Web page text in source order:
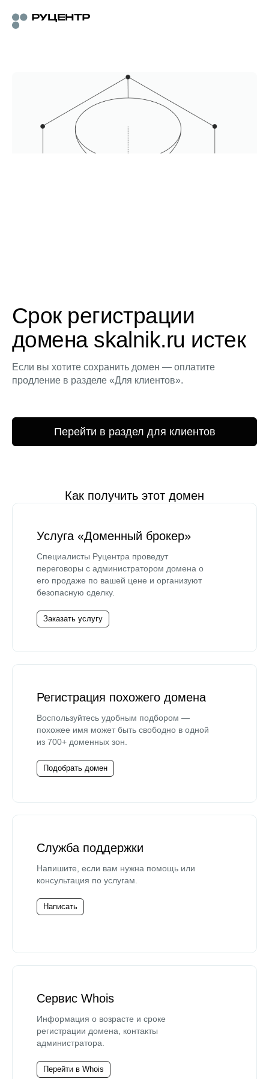
Срок регистрации
домена skalnik.ru истек
Если вы хотите сохранить домен — оплатите
продление в разделе «Для клиентов».
Перейти в раздел для клиентов
Как получить этот домен
Услуга «Доменный брокер»
Специалисты Руцентра проведут
переговоры с администратором домена о
его продаже по вашей цене и организуют
безопасную сделку.
Заказать услугу
Регистрация похожего домена
Воспользуйтесь удобным подбором —
похожее имя может быть свободно в одной
из 700+ доменных зон.
Подобрать домен
Служба поддержки
Напишите, если вам нужна помощь или
консультация по услугам.
Написать
Сервис Whois
Информация о возрасте и сроке
регистрации домена, контакты
администратора.
Перейти в Whois